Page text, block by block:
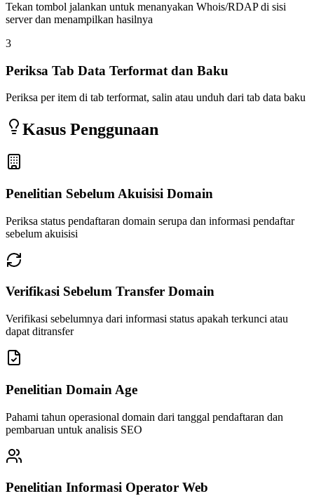
Tekan tombol jalankan untuk menanyakan Whois/RDAP di sisi
server dan menampilkan hasilnya
3
Periksa Tab Data Terformat dan Baku
Periksa per item di tab terformat, salin atau unduh dari tab data baku
Kasus Penggunaan
Penelitian Sebelum Akuisisi Domain
Periksa status pendaftaran domain serupa dan informasi pendaftar
sebelum akuisisi
Verifikasi Sebelum Transfer Domain
Verifikasi sebelumnya dari informasi status apakah terkunci atau
dapat ditransfer
Penelitian Domain Age
Pahami tahun operasional domain dari tanggal pendaftaran dan
pembaruan untuk analisis SEO
Penelitian Informasi Operator Web